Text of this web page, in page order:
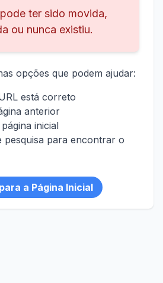
ter sido movida,
ou nunca existiu.
opções que podem ajudar:
está correto
anterior
inicial
pesquisa para encontrar o
a Página Inicial